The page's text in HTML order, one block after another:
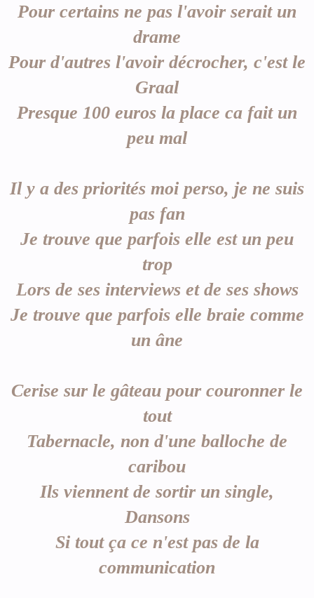
Pour certains ne pas l'avoir serait un
drame
Pour d'autres l'avoir décrocher, c'est le
Graal
Presque 100 euros la place ca fait un
peu mal
Il y a des priorités moi perso, je ne suis
pas fan
Je trouve que parfois elle est un peu
trop
Lors de ses interviews et de ses shows
Je trouve que parfois elle braie comme
un âne
Cerise sur le gâteau pour couronner le
tout
Tabernacle, non d'une balloche de
caribou
Ils viennent de sortir un single,
Dansons
Si tout ça ce n'est pas de la
communication